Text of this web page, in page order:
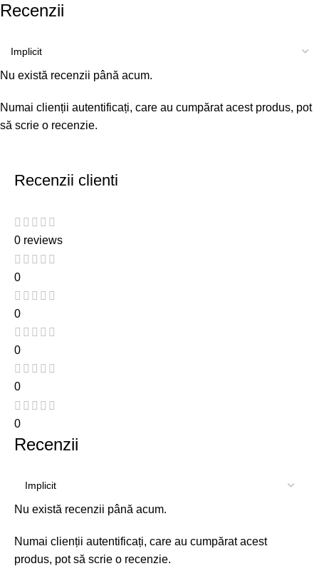
Recenzii
Nu există recenzii până acum.
Numai clienții autentificați, care au cumpărat acest produs, pot
să scrie o recenzie.
Recenzii clienti
0 reviews
0
0
0
0
0
Recenzii
Nu există recenzii până acum.
Numai clienții autentificați, care au cumpărat acest
produs, pot să scrie o recenzie.